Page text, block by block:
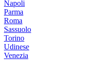
Napoli
Parma
Roma
Sassuolo
Torino
Udinese
Venezia